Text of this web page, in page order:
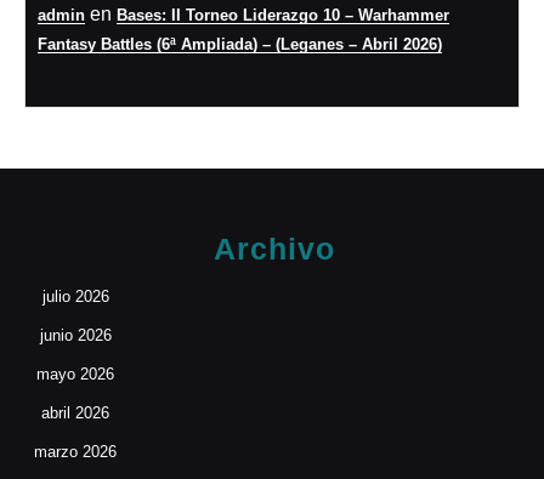
admin en Bases: II Torneo Liderazgo 10 – Warhammer
Fantasy Battles (6ª Ampliada) – (Leganes – Abril 2026)
Archivo
julio 2026
junio 2026
mayo 2026
abril 2026
marzo 2026